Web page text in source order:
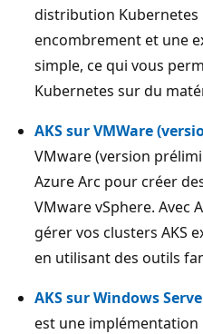
distribution Kubernetes
encombrement et une
simple, ce qui vous
Kubernetes sur du
AKS sur VMWare
VMware (version
Azure Arc pour créer
VMware vSphere. Avec
gérer vos clusters AKS
en utilisant des outils
AKS sur Windows
est une implémentation